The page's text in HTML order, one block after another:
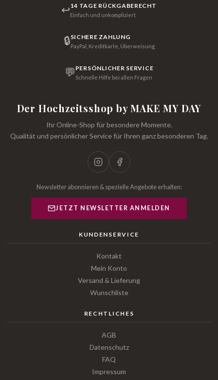
↩14 TAGE RÜCKGABERECHT
Einfach und unkompliziert
🔒SICHERE ZAHLUNG
PayPal, Kreditkarte, Überweisung
💬 PERSÖNLICHER SERVICE
Schnelle Hilfe bei allen Fragen
Der Hochzeitsshop by MAKE MY DAY
Ihr Online-Shop für besondere Momente.
Qualität und persönlicher Service für Ihren ganz besonderen Tag.
Newsletter abonnieren & spezielle Angebote erhalten:
JETZT NEWSLETTER ANMELDEN
KUNDENSERVICE
Kontakt
Mein Konto
Versand & Lieferung
Wunschliste
RECHTLICHES
AGB
Datenschutz
FAQ
Impressum